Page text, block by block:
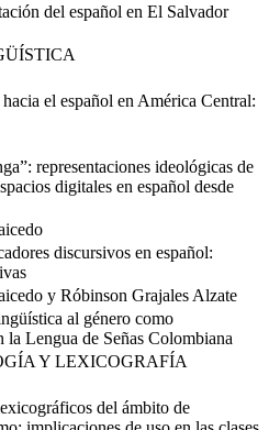
del español en El Salvador
el español en América Central:
representaciones ideológicas de
digitales en español desde
discursivos en español:
y Róbinson Grajales Alzate
al género como
la Lengua de Señas Colombiana
Y LEXICOGRAFÍA
del ámbito de